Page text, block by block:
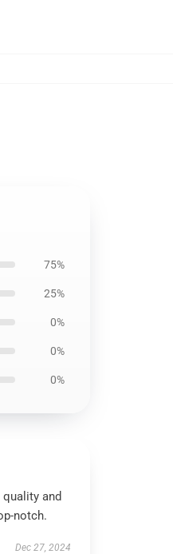
75%
25%
0%
0%
0%
and
notch.
Dec 27, 2024